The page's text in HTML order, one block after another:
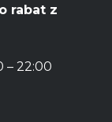
rabat z
– 22:00